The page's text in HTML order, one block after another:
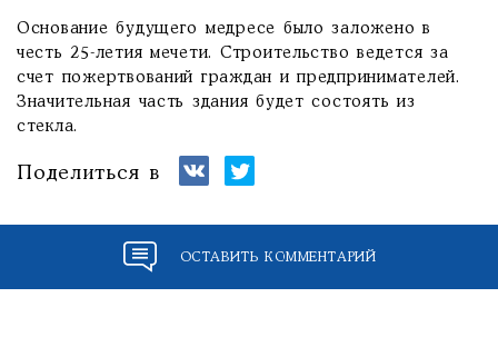
Основание будущего медресе было заложено в
честь 25-летия мечети. Строительство ведется за
счет пожертвований граждан и предпринимателей.
Значительная часть здания будет состоять из
стекла.
Поделиться в
ОСТАВИТЬ КОММЕНТАРИЙ